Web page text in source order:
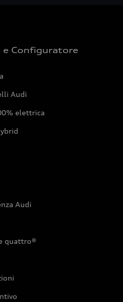
e Configuratore
Audi
elettrica
Audi
quattro®